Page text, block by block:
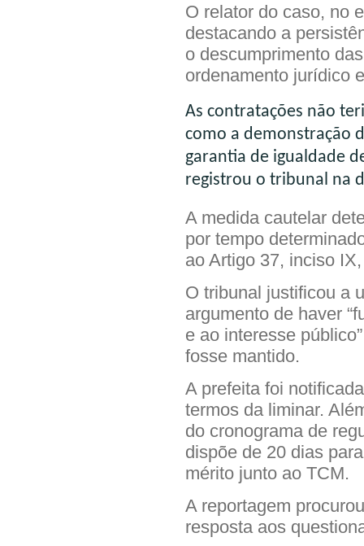
O relator do caso, no
destacando a
o descumprimento
ordenamento jurídico
As contratações não
como a demonstração
garantia de igualdade
registrou o tribunal na
​A medida cautelar
por tempo
ao Artigo 37, inciso
O tribunal justificou a
argumento de haver
e ao interesse
fosse mantido.
​A prefeita foi
termos da liminar.
do cronograma de
dispõe de 20 dias
mérito junto ao TCM.
A reportagem
resposta aos